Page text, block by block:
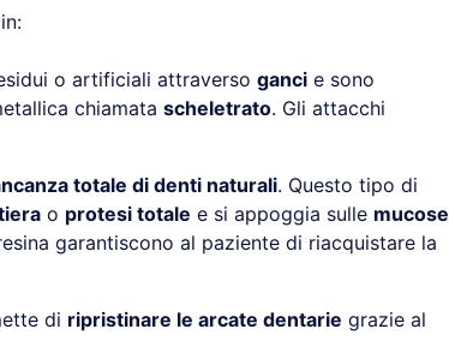
o artificiali attraverso ganci e sono
chiamata scheletrato. Gli attacchi
totale di denti naturali. Questo tipo di
o protesi totale e si appoggia sulle mucose
garantiscono al paziente di riacquistare la
di ripristinare le arcate dentarie grazie al